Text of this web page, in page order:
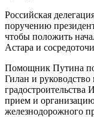
Российская
поручению
чтобы положить
Астара и
Помощник Путина
Гилан и руководство
градостроительства
прием и
железнодорожного